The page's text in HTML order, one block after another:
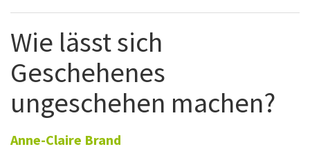
Wie lässt sich
Geschehenes
ungeschehen machen?
Anne-Claire Brand